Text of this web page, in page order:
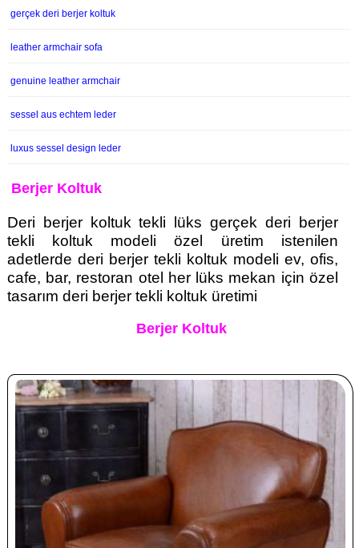
gerçek deri berjer koltuk
leather armchair sofa
genuine leather armchair
sessel aus echtem leder
luxus sessel design leder
Berjer Koltuk
Deri berjer koltuk tekli lüks gerçek deri berjer
tekli koltuk modeli özel üretim istenilen
adetlerde deri berjer tekli koltuk modeli ev, ofis,
cafe, bar, restoran otel her lüks mekan için özel
tasarım deri berjer tekli koltuk üretimi
Berjer Koltuk